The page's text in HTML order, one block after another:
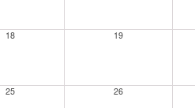
18 19
25 26